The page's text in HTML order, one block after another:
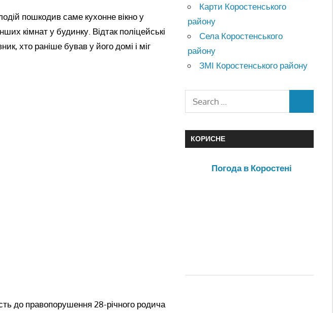
пошкодив саме кухонне вікно у
кімнат у будинку. Відтак поліцейські
хто раніше бував у його домі і міг
до правопорушення 28-річного родича
Карти Коростенського
району
Села Коростенського
району
ЗМІ Коростенського району
КОРИСНЕ
Погода в Коростені